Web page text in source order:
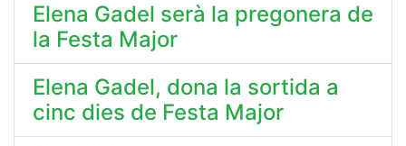
Elena Gadel serà la pregonera de
la Festa Major
Elena Gadel, dona la sortida a
cinc dies de Festa Major